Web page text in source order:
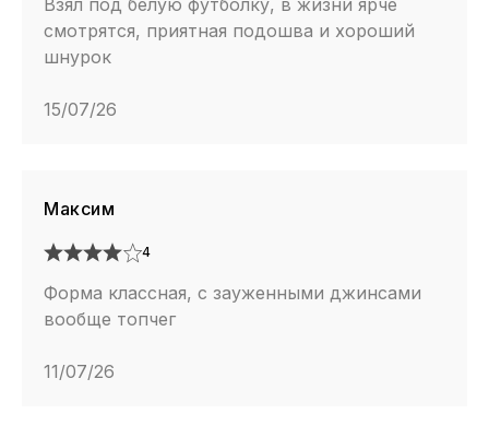
Взял под белую футболку, в жизни ярче
смотрятся, приятная подошва и хороший
шнурок
15/07/26
Максим
4
Форма классная, с зауженными джинсами
вообще топчег
11/07/26